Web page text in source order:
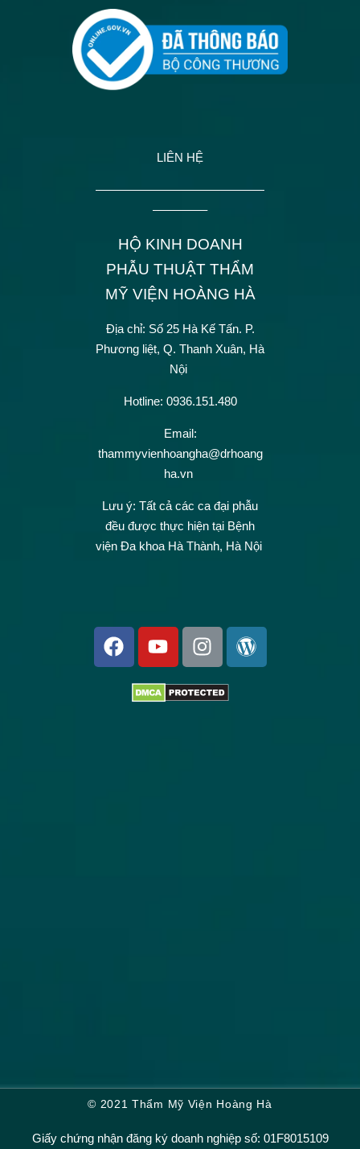
LIÊN HỆ
——————————————
————–
HỘ KINH DOANH
PHẪU THUẬT THẨM
MỸ VIỆN HOÀNG HÀ
Địa chỉ: Số 25 Hà Kế Tấn. P.
Phương liệt, Q. Thanh Xuân, Hà
Nội
Hotline: 0936.151.480
Email:
thammyvienhoangha@drhoang
ha.vn
Lưu ý: Tất cả các ca đại phẫu
đều được thực hiện tại Bệnh
viện Đa khoa Hà Thành, Hà Nội
© 2021 Thẩm Mỹ Viện Hoàng Hà
Giấy chứng nhận đăng ký doanh nghiệp số: 01F8015109